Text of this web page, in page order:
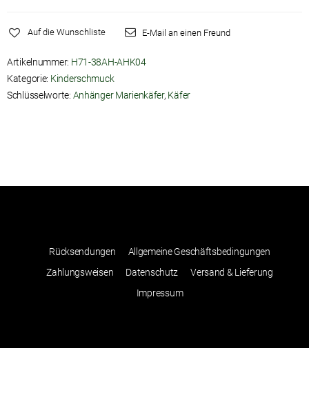
Auf die Wunschliste E-Mail an einen Freund
Artikelnummer: H71-38AH-AHK04
Kategorie: Kinderschmuck
Schlüsselworte: Anhänger Marienkäfer, Käfer
Rücksendungen
Allgemeine Geschäftsbedingungen
Zahlungsweisen
Datenschutz
Versand & Lieferung
Impressum